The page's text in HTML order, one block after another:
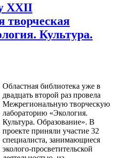
XXII
творческая
Культура.
Областная библиотека уже в
двадцать второй раз провела
Межрегиональную творческую
лабораторию «Экология.
Культура. Образование». В
проекте приняли участие 32
специалиста, занимающиеся
эколого-просветительской